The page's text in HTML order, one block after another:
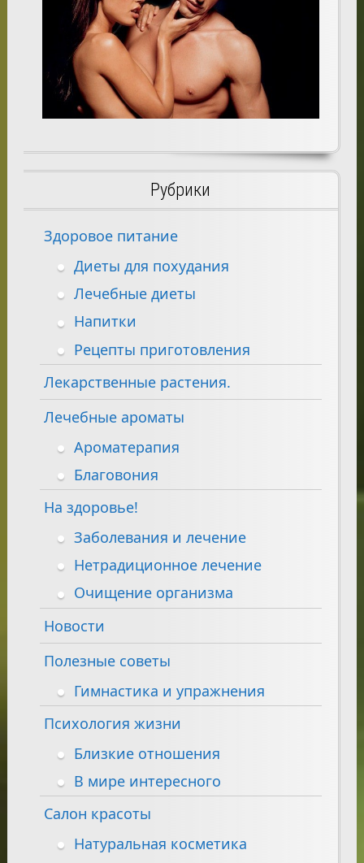
Рубрики
Здоровое питание
Диеты для похудания
Лечебные диеты
Напитки
Рецепты приготовления
Лекарственные растения.
Лечебные ароматы
Ароматерапия
Благовония
На здоровье!
Заболевания и лечение
Нетрадиционное лечение
Очищение организма
Новости
Полезные советы
Гимнастика и упражнения
Психология жизни
Близкие отношения
В мире интересного
Салон красоты
Натуральная косметика